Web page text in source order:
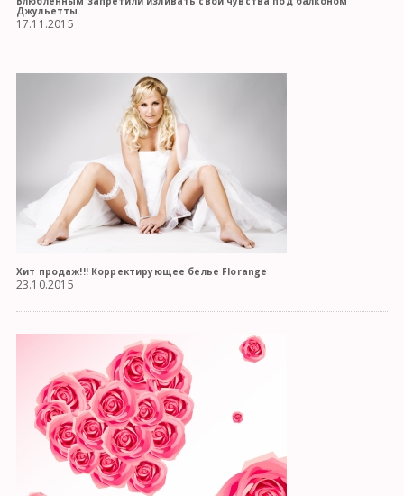
Джульетты
17.11.2015
Хит продаж!!! Корректирующее белье Florange
23.10.2015